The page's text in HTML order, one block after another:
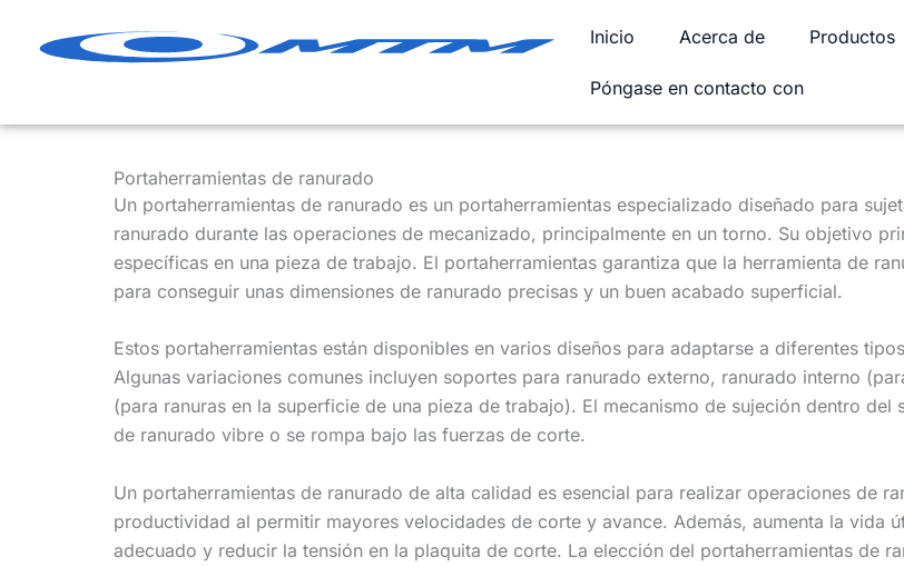
Inicio Acerca de Productos
Póngase en contacto con
Portaherramientas de ranurado
Un portaherramientas de ranurado es un portaherramientas especializado diseñado para
ranurado durante las operaciones de mecanizado, principalmente en un torno. Su objetivo
específicas en una pieza de trabajo. El portaherramientas garantiza que la herramienta de
para conseguir unas dimensiones de ranurado precisas y un buen acabado superficial.
Estos portaherramientas están disponibles en varios diseños para adaptarse a diferentes
Algunas variaciones comunes incluyen soportes para ranurado externo, ranurado interno
(para ranuras en la superficie de una pieza de trabajo). El mecanismo de sujeción dentro
de ranurado vibre o se rompa bajo las fuerzas de corte.
Un portaherramientas de ranurado de alta calidad es esencial para realizar operaciones de
productividad al permitir mayores velocidades de corte y avance. Además, aumenta la vida
adecuado y reducir la tensión en la plaquita de corte. La elección del portaherramientas de